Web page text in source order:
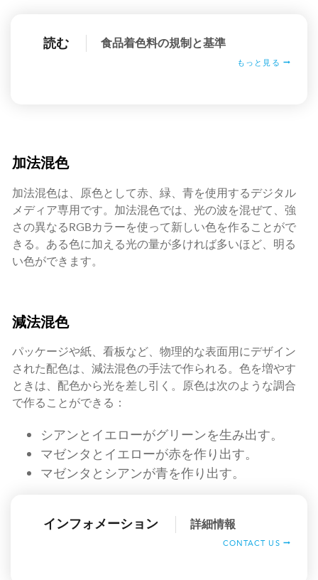
読む 食品着色料の規制と基準
もっと見る
加法混色
加法混色は、原色として赤、緑、青を使用するデジタル
メディア専用です。加法混色では、光の波を混ぜて、強
さの異なるRGBカラーを使って新しい色を作ることがで
きる。ある色に加える光の量が多ければ多いほど、明る
い色ができます。
減法混色
パッケージや紙、看板など、物理的な表面用にデザイン
された配色は、減法混色の手法で作られる。色を増やす
ときは、配色から光を差し引く。原色は次のような調合
で作ることができる：
シアンとイエローがグリーンを生み出す。
マゼンタとイエローが赤を作り出す。
マゼンタとシアンが青を作り出す。
インフォメーション 詳細情報
CONTACT US